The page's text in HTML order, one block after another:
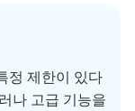
정 제한이 있다
나 고급 기능을